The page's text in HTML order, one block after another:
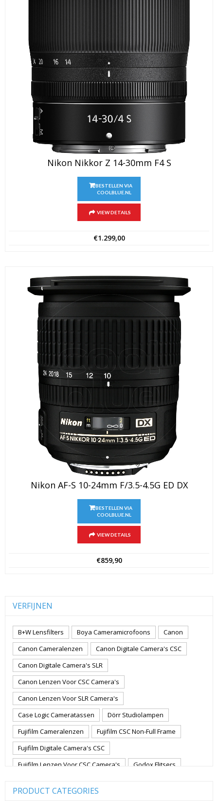
Nikon Nikkor Z 14-30mm F4 S
BESTELLEN VIA
COOLBLUE.NL
VIEW DETAILS
€1.299,00
Nikon AF-S 10-24mm F/3.5-4.5G ED DX
BESTELLEN VIA
COOLBLUE.NL
VIEW DETAILS
€859,90
VERFIJNEN
B+W Lensfilters Boya Cameramicrofoons
Canon
Canon Cameralenzen
Canon Digitale Camera's CSC
Canon Digitale Camera's SLR
Canon Lenzen Voor CSC Camera's
Canon Lenzen Voor SLR Camera's
Case Logic Cameratassen
Dörr Studiolampen
Fujifilm Cameralenzen
Fujifilm CSC Non-Full Frame
Fujifilm Digitale Camera's CSC
Fujifilm Lenzen Voor CSC Camera's
Godox Flitsers
PRODUCT CATEGORIES